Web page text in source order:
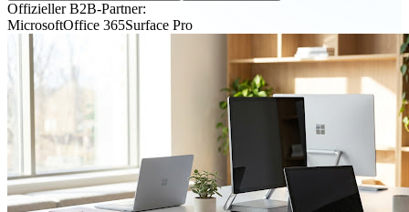
Offizieller B2B-Partner:
MicrosoftOffice 365Surface Pro